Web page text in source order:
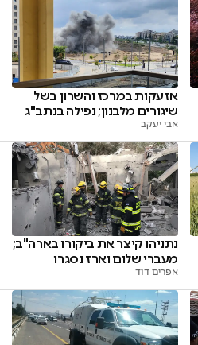
אזעקות במרכז והשרון בשל
שיגורים מלבנון; נפילה בנתב"ג
אבי יעקב
נתניהו קיצר את ביקורו בארה"ב;
מעברי שלום וארז נסגרו
אפרים דוד